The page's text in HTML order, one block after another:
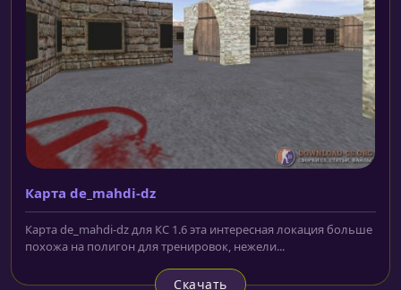
Карта de_mahdi-dz
Карта de_mahdi-dz для КС 1.6 эта интересная локация больше
похожа на полигон для тренировок, нежели...
Скачать